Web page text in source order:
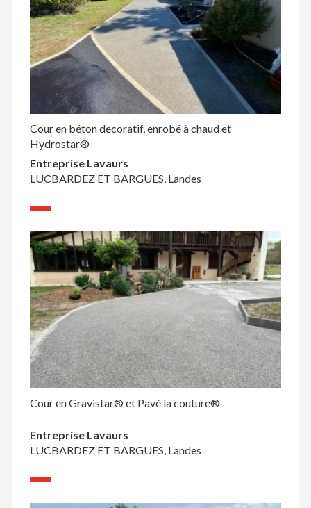
Cour en béton decoratif, enrobé à chaud et
Hydrostar®
Entreprise Lavaurs
LUCBARDEZ ET BARGUES, Landes
Cour en Gravistar® et Pavé la couture®
Entreprise Lavaurs
LUCBARDEZ ET BARGUES, Landes